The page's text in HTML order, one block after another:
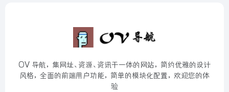
OV 导航，集网址、资源、资讯于一体的网站，简约优雅的设计
风格，全面的前端用户功能，简单的模块化配置，欢迎您的体
验